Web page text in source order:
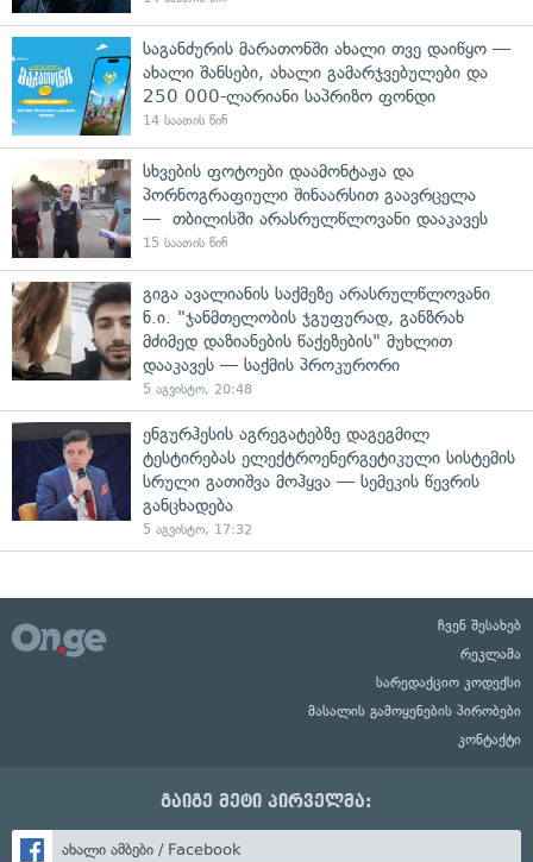
საგანძურის მარათონში ახალი თვე დაიწყო —
ახალი შანსები, ახალი გამარჯვებულები და
250 000-ლარიანი საპრიზო ფონდი
14 საათის წინ
სხვების ფოტოები დაამონტაჟა და
პორნოგრაფიული შინაარსით გაავრცელა
— თბილისში არასრულწლოვანი დააკავეს
15 საათის წინ
გიგა ავალიანის საქმეზე არასრულწლოვანი
ნ.ი. "ჯანმთელობის ჯგუფურად, განზრახ
მძიმედ დაზიანების წაქეზების" მუხლით
დააკავეს — საქმის პროკურორი
5 აგვისტო, 20:48
ენგურჰესის აგრეგატებზე დაგეგმილ
ტესტირებას ელექტროენერგეტიკული სისტემის
სრული გათიშვა მოჰყვა — სემეკის წევრის
განცხადება
5 აგვისტო, 17:32
ჩვენ შესახებ
რეკლამა
სარედაქციო კოდექსი
მასალის გამოყენების პირობები
კონტაქტი
გაიგე მეტი პირველმა:
ახალი ამბები / Facebook